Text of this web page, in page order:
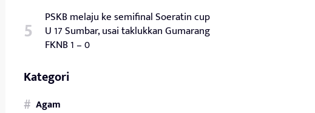
PSKB melaju ke semifinal Soeratin cup
U 17 Sumbar, usai taklukkan Gumarang
FKNB 1 – 0
Kategori
Agam